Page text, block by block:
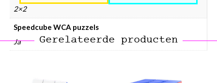
2×2
Speedcube WCA puzzels
Ja
Gerelateerde producten